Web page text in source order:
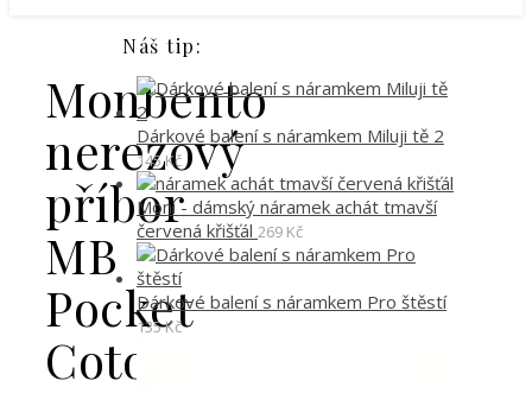
Monbento
nerezový
příbor
MB
Pocket
Coton
Náš tip:
Dárkové balení s náramkem Miluji tě 2
145Kč
Moni - dámský náramek achát tmavší
červená křišťál 269 Kč
Dárkové balení s náramkem Pro štěstí
135Kč